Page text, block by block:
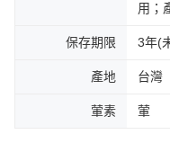
用；
保存期限 3年(
產地 台灣
葷素 葷